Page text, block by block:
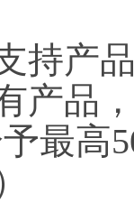
产品
产品
最高
）